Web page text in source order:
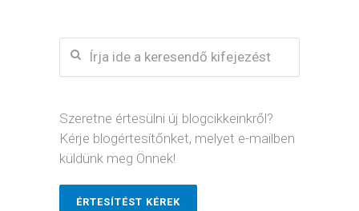
Szeretne értesülni új blogcikkeinkről?
Kérje blogértesítőnket, melyet e-mailben
küldünk meg Önnek!
ÉRTESÍTÉST KÉREK